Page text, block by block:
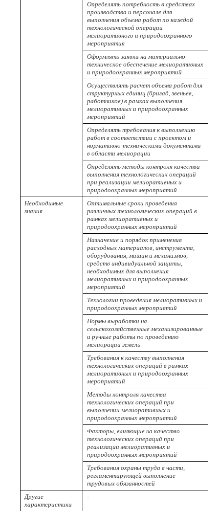
Определять потребность в средствах
производства и персонале для
выполнения объема работ по каждой
технологической операции
мелиоративного и природоохранного
мероприятия
Оформлять заявки на материально-
техническое обеспечение мелиоративных
и природоохранных мероприятий
Осуществлять расчет объема работ для
структурных единиц (бригад, звеньев,
работников) в рамках выполнения
мелиоративных и природоохранных
мероприятий
Определять требования к выполнению
работ в соответствии с проектом и
нормативно-техническими документами
в области мелиорации
Определять методы контроля качества
выполнения технологических операций
при реализации мелиоративных и
природоохранных мероприятий
Необходимые
знания
Оптимальные сроки проведения
различных технологических операций в
рамках мелиоративных и
природоохранных мероприятий
Назначение и порядок применения
расходных материалов, инструмента,
оборудования, машин и механизмов,
средств индивидуальной защиты,
необходимых для выполнения
мелиоративных и природоохранных
мероприятий
Технологии проведения мелиоративных и
природоохранных мероприятий
Нормы выработки на
сельскохозяйственные механизированные
и ручные работы по проведению
мелиорации земель
Требования к качеству выполнения
технологических операций в рамках
мелиоративных и природоохранных
мероприятий
Методы контроля качества
технологических операций при
выполнении мелиоративных и
природоохранных мероприятий
Факторы, влияющие на качество
технологических операций при
реализации мелиоративных и
природоохранных мероприятий
Требования охраны труда в части,
регламентирующей выполнение
трудовых обязанностей
Другие
характеристики
-